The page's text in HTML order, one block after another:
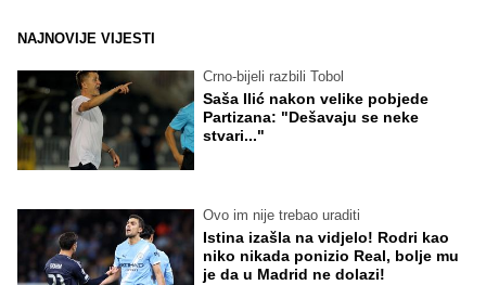
NAJNOVIJE VIJESTI
Crno-bijeli razbili Tobol
Saša Ilić nakon velike pobjede
Partizana: "Dešavaju se neke
stvari..."
Ovo im nije trebao uraditi
Istina izašla na vidjelo! Rodri kao
niko nikada ponizio Real, bolje mu
je da u Madrid ne dolazi!